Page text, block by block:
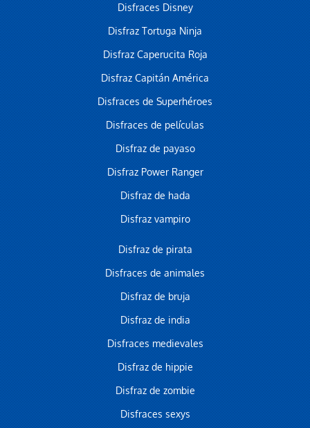
Disfraces Disney
Disfraz Tortuga Ninja
Disfraz Caperucita Roja
Disfraz Capitán América
Disfraces de Superhéroes
Disfraces de películas
Disfraz de payaso
Disfraz Power Ranger
Disfraz de hada
Disfraz vampiro
Disfraz de pirata
Disfraces de animales
Disfraz de bruja
Disfraz de india
Disfraces medievales
Disfraz de hippie
Disfraz de zombie
Disfraces sexys